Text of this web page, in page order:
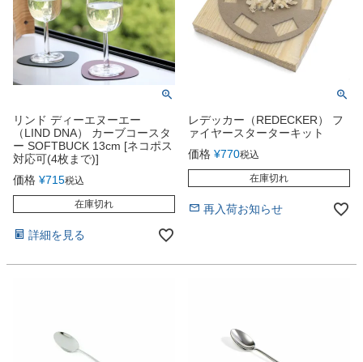
リンド ディーエヌーエー
（LIND DNA） カーブコースタ
ー SOFTBUCK 13cm [ネコポス
対応可(4枚まで)]
価格 ¥715税込
在庫切れ
詳細を見る
レデッカー（REDECKER） フ
ァイヤースターターキット
価格 ¥770税込
在庫切れ
再入荷お知らせ